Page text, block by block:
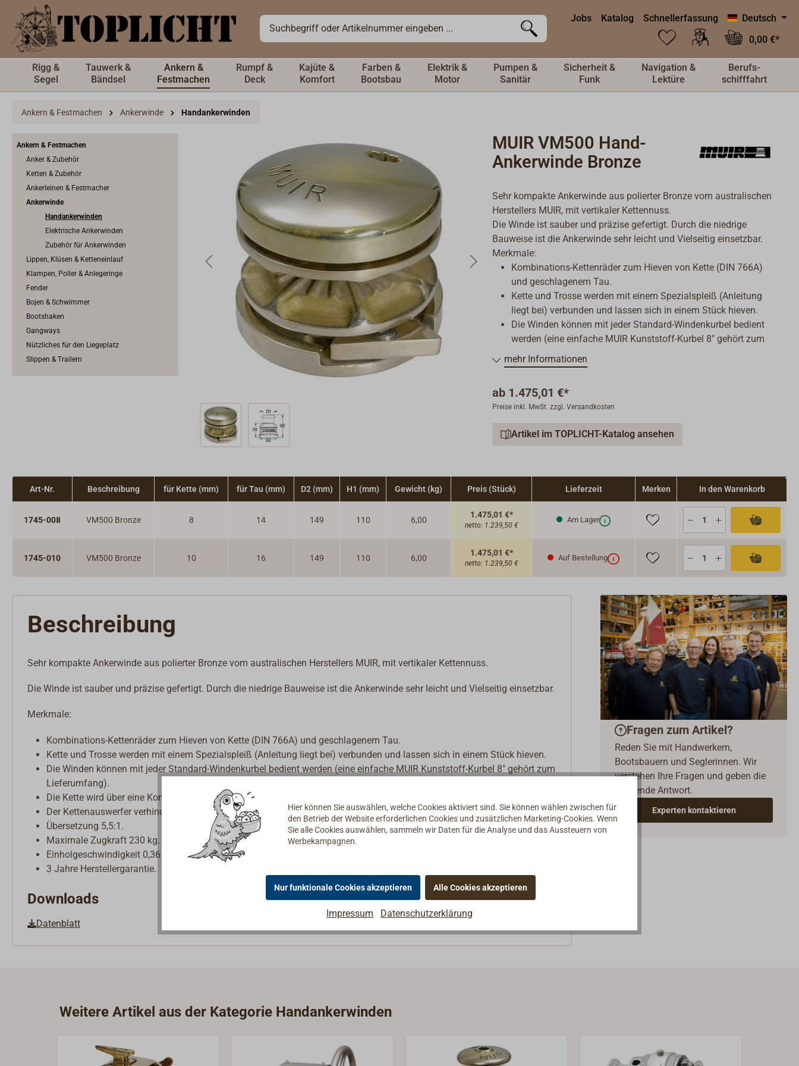
springen Jobs Katalog Schnellerfassung
Deutsch
0,00 €*
Rigg &
Segel
Tauwerk &
Bändsel
Ankern &
Festmachen
Rumpf &
Deck
Kajüte &
Komfort
Farben &
Bootsbau
Elektrik &
Motor
Pumpen &
Sanitär
Sicherheit &
Funk
Navigation &
Lektüre
Berufs-
schifffahrt
Ankern & Festmachen Ankerwinde Handankerwinden
Ankern & Festmachen
Anker & Zubehör
Ketten & Zubehör
Ankerleinen & Festmacher
Ankerwinde
Handankerwinden
Elektrische Ankerwinden
Zubehör für Ankerwinden
Lippen, Klüsen & Ketteneinlauf
Klampen, Poller & Anlegeringe
Fender
Bojen & Schwimmer
Bootshaken
Gangways
Nützliches für den Liegeplatz
Slippen & Trailern
MUIR VM500 Hand-
Ankerwinde Bronze
Sehr kompakte Ankerwinde aus polierter Bronze vom australischen
Herstellers MUIR, mit vertikaler Kettennuss.
Die Winde ist sauber und präzise gefertigt. Durch die niedrige
Bauweise ist die Ankerwinde sehr leicht und Vielseitig einsetzbar.
Merkmale:
Kombinations-Kettenräder zum Hieven von Kette (DIN 766A)
und geschlagenem Tau.
Kette und Trosse werden mit einem Spezialspleiß (Anleitung
liegt bei) verbunden und lassen sich in einem Stück hieven.
Die Winden können mit jeder Standard-Windenkurbel bedient
werden (eine einfache MUIR Kunststoff-Kurbel 8" gehört zum
Lieferumfang).
Die Kette wird über eine Konusbremse gefiert.
Taus.
Übersetzung 5,5:1.
Einholgeschwindigkeit 0,36 m/Umdrehung.
mehr Informationen
ab 1.475,01 €*
Preise inkl. MwSt. zzgl. Versandkosten
Artikel im TOPLICHT-Katalog ansehen
Art-Nr. Beschreibung für Kette (mm) für Tau (mm) D2 (mm) H1 (mm) Gewicht (kg) Preis (Stück) Lieferzeit Merken In den Warenkorb
1745-008 VM500 Bronze 8 14 149 110 6,00
1.475,01 €*
netto: 1.239,50 €
Am Lager
1745-010 VM500 Bronze 10 16 149 110 6,00
1.475,01 €*
netto: 1.239,50 €
Auf Bestellung
Beschreibung
Sehr kompakte Ankerwinde aus polierter Bronze vom australischen Herstellers MUIR, mit vertikaler Kettennuss.
Die Winde ist sauber und präzise gefertigt. Durch die niedrige Bauweise ist die Ankerwinde sehr leicht und Vielseitig einsetzbar.
Merkmale:
Kombinations-Kettenräder zum Hieven von Kette (DIN 766A) und geschlagenem Tau.
Kette und Trosse werden mit einem Spezialspleiß (Anleitung liegt bei) verbunden und lassen sich in einem Stück hieven.
Die Winden können mit jeder Standard-Windenkurbel bedient werden (eine einfache MUIR Kunststoff-Kurbel 8" gehört zum
Lieferumfang).
Die Kette wird über eine Konusbremse gefiert.
Der Kettenauswerfer verhindert ein Überlaufen der Kette/des Taus.
Übersetzung 5,5:1.
Maximale Zugkraft 230 kg.
Einholgeschwindigkeit 0,36 m/Umdrehung.
3 Jahre Herstellergarantie.
Downloads
Datenblatt
Fragen zum Artikel?
Reden Sie mit Handwerkern,
Bootsbauern und Seglerinnen. Wir
verstehen Ihre Fragen und geben die
passende Antwort.
Experten kontaktieren
Weitere Artikel aus der Kategorie Handankerwinden
Hier können Sie auswählen, welche Cookies aktiviert sind. Sie können wählen zwischen für
den Betrieb der Website erforderlichen Cookies und zusätzlichen Marketing-Cookies. Wenn
Sie alle Cookies auswählen, sammeln wir Daten für die Analyse und das Aussteuern von
Werbekampagnen.
Nur funktionale Cookies akzeptieren Alle Cookies akzeptieren
Impressum Datenschutzerklärung